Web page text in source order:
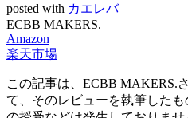
posted with カエレバ
ECBB MAKERS.
Amazon
楽天市場
この記事は、ECBB MAKERS.
て、そのレビューを執筆した